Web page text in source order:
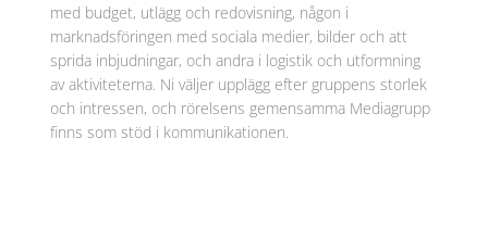
med budget, utlägg och redovisning, någon i
marknadsföringen med sociala medier, bilder och att
sprida inbjudningar, och andra i logistik och utformning
av aktiviteterna. Ni väljer upplägg efter gruppens storlek
och intressen, och rörelsens gemensamma Mediagrupp
finns som stöd i kommunikationen.